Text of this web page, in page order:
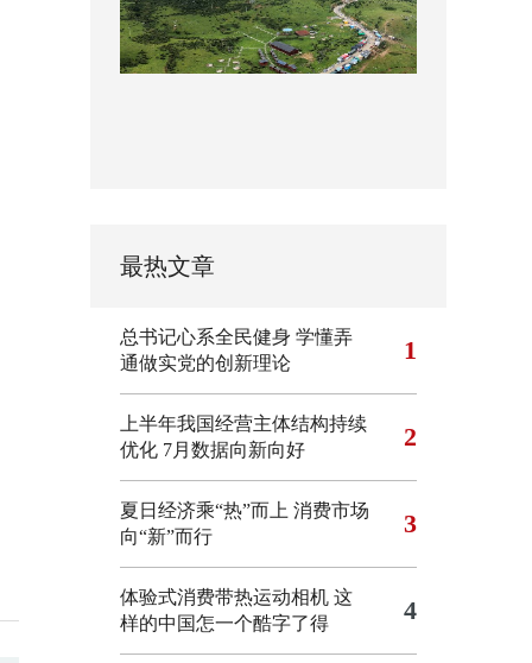
最热文章
总书记心系全民健身 学懂弄
通做实党的创新理论
1
上半年我国经营主体结构持续
优化 7月数据向新向好 2
夏日经济乘“热”而上 消费市场
向“新”而行
3
体验式消费带热运动相机 这
样的中国怎一个酷字了得
4